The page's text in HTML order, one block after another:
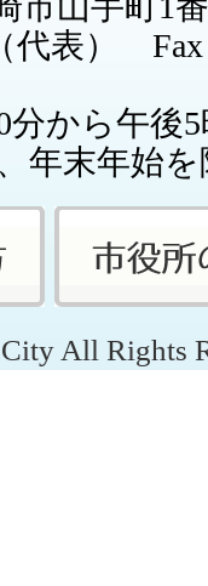
（代表） Fax
分から午後
年末年始
All Rights